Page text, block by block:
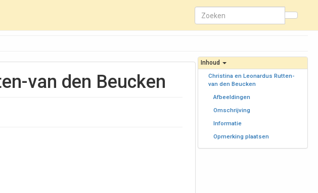
van den Beucken
Inhoud
Christina en Leonardus Rutten-
van den Beucken
Afbeeldingen
Omschrijving
Informatie
Opmerking plaatsen